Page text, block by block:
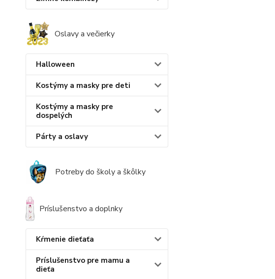
Oslavy a večierky
Halloween
Kostýmy a masky pre deti
Kostýmy a masky pre
dospelých
Párty a oslavy
Potreby do školy a škôlky
Príslušenstvo a doplnky
Kŕmenie dieťaťa
Príslušenstvo pre mamu a
dieťa